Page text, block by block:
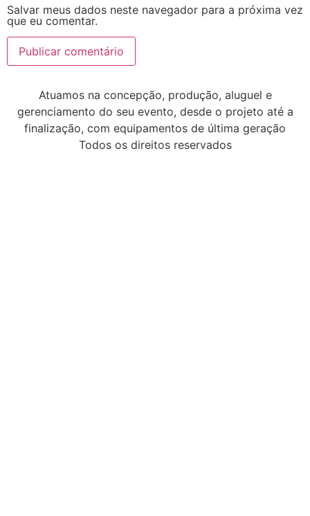
Salvar meus dados neste navegador para a próxima vez
que eu comentar.
Atuamos na concepção, produção, aluguel e
gerenciamento do seu evento, desde o projeto até a
finalização, com equipamentos de última geração
Todos os direitos reservados